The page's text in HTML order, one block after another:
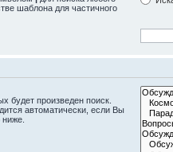
шаблона для частичного
будет произведен поиск.
автоматически, если Вы